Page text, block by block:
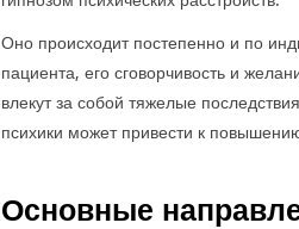
Оно происходит постепенно и по
пациента, его сговорчивость и
влекут за собой тяжелые
психики может привести к
Основные